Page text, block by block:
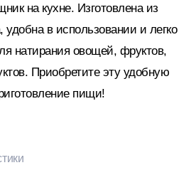
Мешки для
мусора
на кухне. Изготовлена из
удобна в использовании и легко
натирания овощей, фруктов,
Приобретите эту удобную
пищи!